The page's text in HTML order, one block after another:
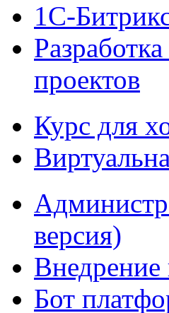
1С-
проектов
Курс для
версия)
Внедрение
Бот